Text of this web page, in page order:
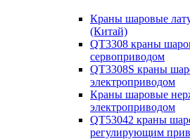
Краны шаровые
(Китай)
QT3308 краны
сервоприводом
QT3308S краны
электроприводом
Краны шаровые
электроприводом
QT53042 краны
регулирующим